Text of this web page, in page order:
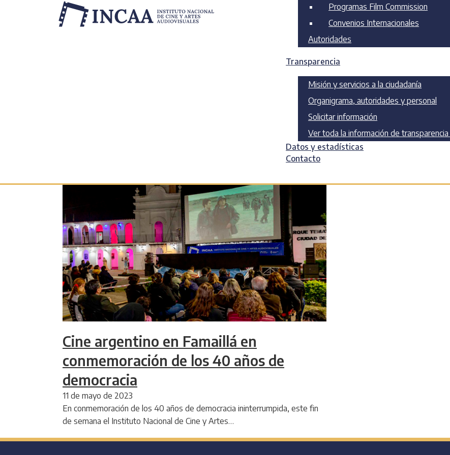
Programas Film Commission
Convenios Internacionales
Autoridades
Transparencia
Misión y servicios a la ciudadanía
Organigrama, autoridades y personal
Solicitar información
Ver toda la información de
Datos y estadísticas
Contacto
Cine argentino en Famaillá en
conmemoración de los 40 años de
democracia
11 de mayo de 2023
En conmemoración de los 40 años de democracia ininterrumpida, este fin
de semana el Instituto Nacional de Cine y Artes…